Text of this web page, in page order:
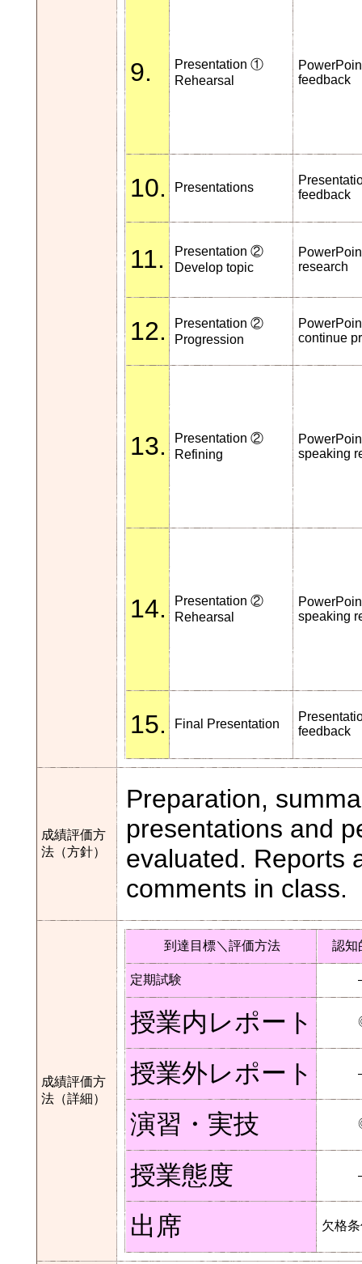
9.
Presentation ①
Rehearsal
feedback
10. Presentations
feedback
11.
Presentation ②
Develop topic
research
12.
Presentation ②
Progression
continue
13.
Presentation ②
Refining
speaking
14.
Presentation ②
Rehearsal
speaking
15. Final Presentation
feedback
成績評価方
法（方針）
Preparation,
presentations and
evaluated. Reports
comments in class.
成績評価方
法（詳細）
到達目標＼評価方法 認知
定期試験
授業内レポート
授業外レポート
演習・実技
授業態度
出席 欠格